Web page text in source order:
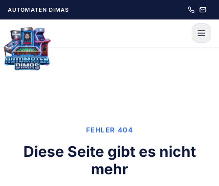
Zum Hauptinhalt springen
AUTOMATEN DIMAS
FEHLER 404
Diese Seite gibt es nicht
mehr